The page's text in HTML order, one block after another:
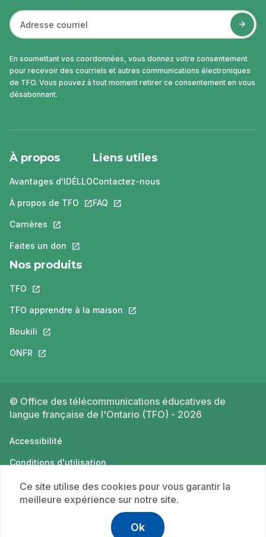
En soumettant vos coordonnées, vous donnez votre consentement
pour recevoir des courriels et autres communications électroniques
de TFO. Vous pouvez à tout moment retirer ce consentement en vous
désabonnant.
À propos
Avantages d'IDÉLLO
À propos de TFO Ce lien s'ouvrira dans un nouvel onglet.
Carrières Ce lien s'ouvrira dans un nouvel onglet.
Faites un don Ce lien s'ouvrira dans un nouvel onglet.
Liens utiles
Contactez-nous
FAQ Ce lien s'ouvrira dans un nouvel
Nos produits
TFO Ce lien s'ouvrira dans un nouvel onglet.
TFO apprendre à la maison Ce lien s'ouvrira dans un nouvel
Boukili Ce lien s'ouvrira dans un nouvel onglet.
ONFR Ce lien s'ouvrira dans un nouvel onglet.
© Office des télécommunications éducatives de
langue française de l'Ontario (TFO) - 2026
Accessibilité
Conditions d'utilisation
Politique de confidentialité
Ce site utilise des cookies pour vous garantir la
meilleure expérience sur notre site.
Ok